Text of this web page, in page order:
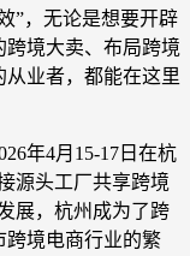
”，无论是想要开辟
境大卖、布局跨境
业者，都能在这里
年4月15-17日在杭
源头工厂共享跨境
展，杭州成为了跨
跨境电商行业的繁